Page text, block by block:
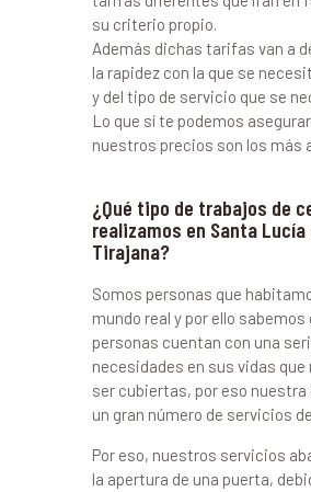
su criterio propio.
Además dichas tarifas van a
la rapidez con la que se
y del tipo de servicio que se
Lo que sí te podemos
nuestros precios son los más
¿Qué tipo de trabajos de
realizamos en Santa Lucía
Tirajana?
Somos personas que
mundo real y por ello sabemos
personas cuentan con una
necesidades en sus vidas
ser cubiertas, por eso nuestra
un gran número de servicios
Por eso, nuestros servicios
la apertura de una puerta,